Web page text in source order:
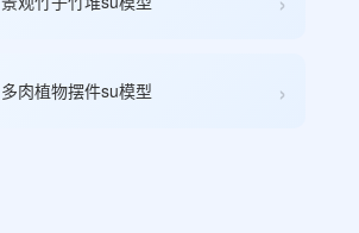
多肉植物摆件su模型 ›